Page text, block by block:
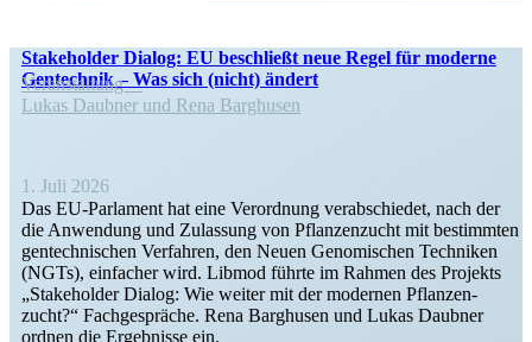
Stake­holder Dialog: EU beschließt neue Regel für moderne
Gentechnik – Was sich (nicht) ändert
Veran­staltung
Lukas Daubner und Rena Barghusen
1. Juli 2026
Das EU-Parlament hat eine Verordnung verab­schiedet, nach der
die Anwendung und Zulassung von Pflan­zen­zucht mit bestimmten
gentech­ni­schen Verfahren, den Neuen Genomi­schen Techniken
(NGTs), einfacher wird. Libmod führte im Rahmen des Projekts
„Stake­holder Dialog: Wie weiter mit der modernen Pflan­zen­
zucht?“ Fachge­spräche. Rena Barghusen und Lukas Daubner
ordnen die Ergeb­nisse ein.